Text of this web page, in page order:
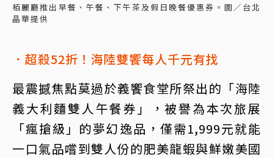
栢麗廳推出早餐、午餐、下午茶及假日晚餐優惠券。圖／台北
晶華提供
．超殺52折！海陸雙饗每人千元有找
最震撼焦點莫過於義饗食堂所祭出的「海陸
義大利麵雙人午餐券」，被譽為本次旅展
「瘋搶級」的夢幻逸品，僅需1,999元就能
一口氣品嚐到雙人份的肥美龍蝦與鮮嫩美國